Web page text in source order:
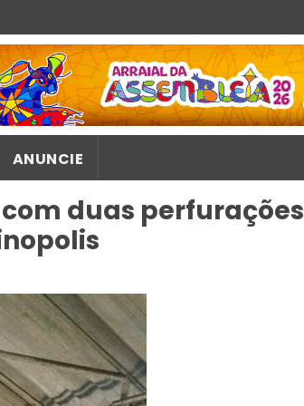
ANUNCIE
duas perfurações